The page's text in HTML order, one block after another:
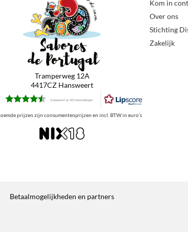
Tramperweg 12A
4417CZ Hansweert
Gebaseerd op 403 beoordelingen
prijzen zijn consumentenprijzen en incl. BTW in euro’s
Kom in
Over ons
Stichting
Zakelijk
Betaalmogelijkheden en partners